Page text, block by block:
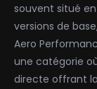
souvent situé
versions de
Aero
une catégorie
directe offrant